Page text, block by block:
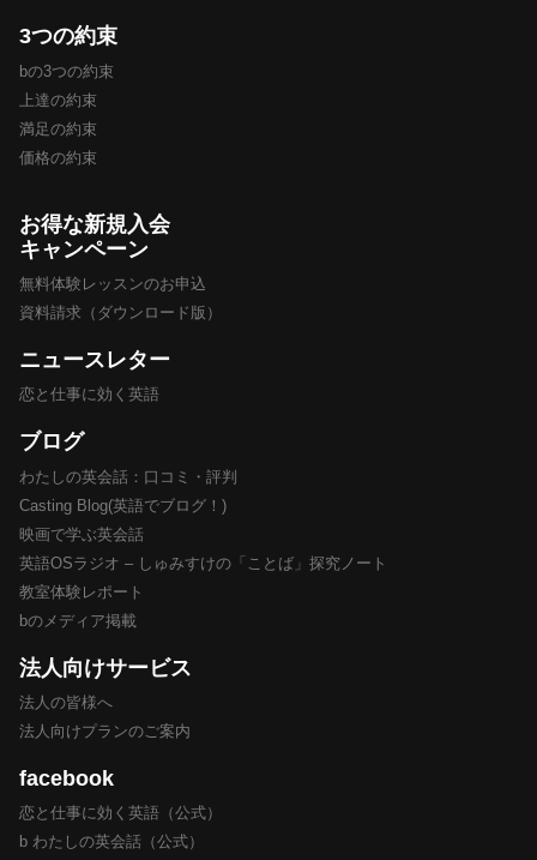
3つの約束
bの3つの約束
上達の約束
満足の約束
価格の約束
お得な新規入会
キャンペーン
無料体験レッスンのお申込
資料請求（ダウンロード版）
ニュースレター
恋と仕事に効く英語
ブログ
わたしの英会話：口コミ・評判
Casting Blog(英語でブログ！)
映画で学ぶ英会話
英語OSラジオ – しゅみすけの「ことば」探究ノート
教室体験レポート
bのメディア掲載
法人向けサービス
法人の皆様へ
法人向けプランのご案内
facebook
恋と仕事に効く英語（公式）
b わたしの英会話（公式）